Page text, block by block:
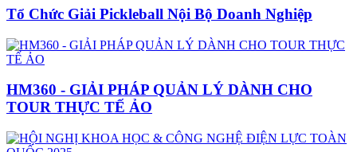
Tổ Chức Giải Pickleball Nội Bộ Doanh Nghiệp
HM360 - GIẢI PHÁP QUẢN LÝ DÀNH CHO
TOUR THỰC TẾ ẢO